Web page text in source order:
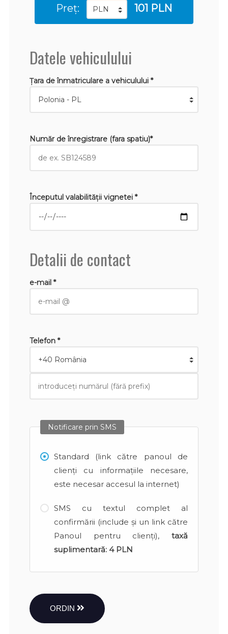
Preț: 101 PLN
Datele vehiculului
Țara de înmatriculare a vehiculului *
Număr de înregistrare (fara spatiu)*
Începutul valabilităţii vignetei *
Detalii de contact
e-mail *
Telefon *
Notificare prin SMS
Standard (link către panoul de
clienți cu informațiile necesare,
este necesar accesul la internet)
SMS cu textul complet al
confirmării (include și un link către
Panoul pentru clienți), taxă
suplimentară: 4 PLN
ORDIN